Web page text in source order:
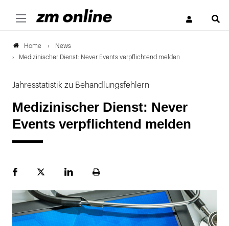
Home
News
Medizinischer Dienst: Never Events verpflichtend melden
Jahresstatistik zu Behandlungsfehlern
Medizinischer Dienst: Never
Events verpflichtend melden
FacebookPlattformLinekdInSeite